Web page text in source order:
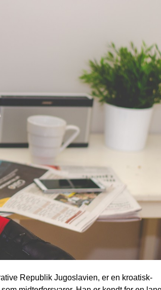
Republik Jugoslavien, er en kroatisk-